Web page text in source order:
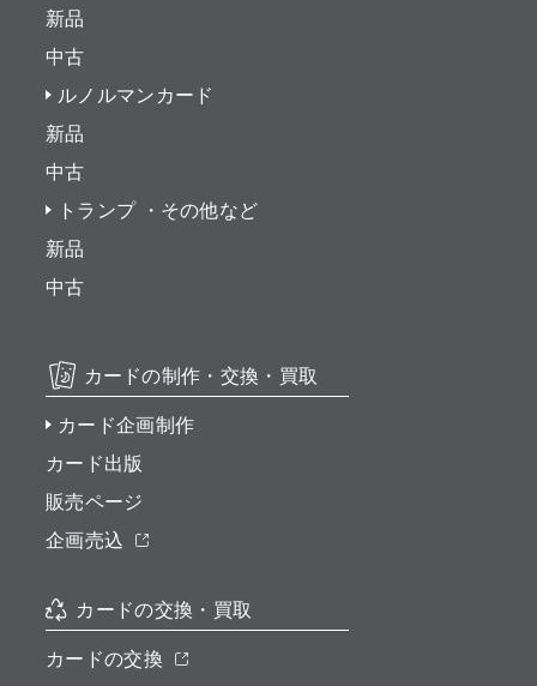
新品
中古
ルノルマンカード
新品
中古
トランプ ・その他など
新品
中古
カードの制作・交換・買取
カード企画制作
カード出版
販売ページ
企画売込
カードの交換・買取
カードの交換